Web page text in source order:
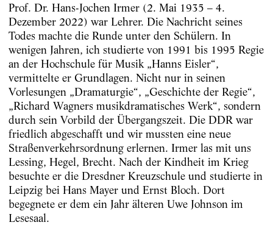
Prof. Dr. Hans-Jochen Irmer (2. Mai 1935 – 4.
Dezember 2022) war Lehrer. Die Nachricht seines
Todes machte die Runde unter den Schülern. In
wenigen Jahren, ich studierte von 1991 bis 1995 Regie
an der Hochschule für Musik „Hanns Eisler“,
vermittelte er Grundlagen. Nicht nur in seinen
Vorlesungen „Dramaturgie“, „Geschichte der Regie“,
„Richard Wagners musikdramatisches Werk“, sondern
durch sein Vorbild der Übergangszeit. Die DDR war
friedlich abgeschafft und wir mussten eine neue
Straßenverkehrsordnung erlernen. Irmer las mit uns
Lessing, Hegel, Brecht. Nach der Kindheit im Krieg
besuchte er die Dresdner Kreuzschule und studierte in
Leipzig bei Hans Mayer und Ernst Bloch. Dort
begegnete er dem ein Jahr älteren Uwe Johnson im
Lesesaal.